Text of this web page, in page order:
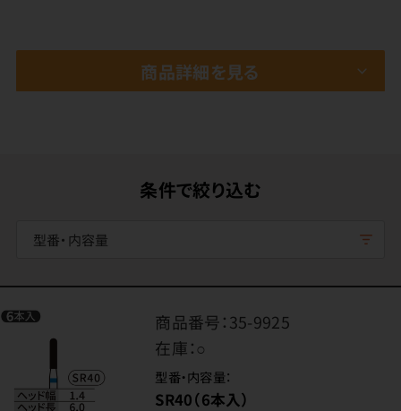
商品詳細を見る
条件で絞り込む
型番・内容量
商品番号：35-9925
在庫：○
型番・内容量：
SR40（6本入）